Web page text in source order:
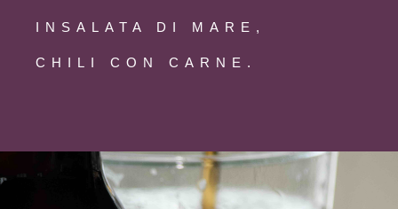
INSALATA DI MARE,
CHILI CON CARNE.